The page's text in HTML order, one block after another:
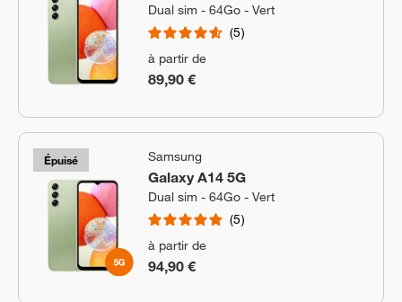
Dual sim - 64Go - Vert
5
à partir de
89,90 €
Épuisé Samsung
Galaxy A14 5G
Dual sim - 64Go - Vert
5
à partir de
94,90 €